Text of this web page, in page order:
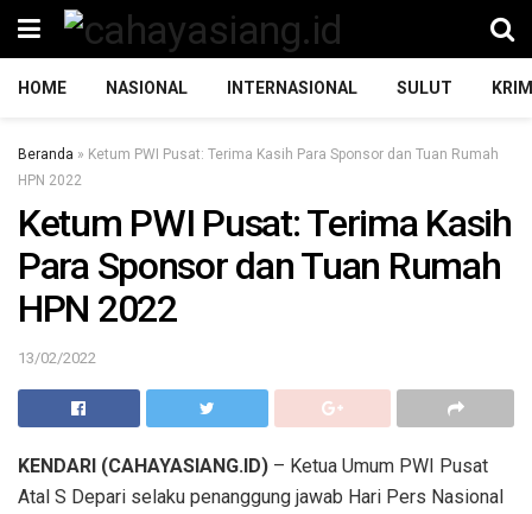
HOME NASIONAL INTERNASIONAL SULUT
Beranda » Ketum PWI Pusat: Terima Kasih Para Sponsor dan Tuan Rumah
HPN 2022
Ketum PWI Pusat: Terima Kasih
Para Sponsor dan Tuan Rumah
HPN 2022
13/02/2022
KENDARI (CAHAYASIANG.ID) – Ketua Umum PWI Pusat
Atal S Depari selaku penanggung jawab Hari Pers Nasional